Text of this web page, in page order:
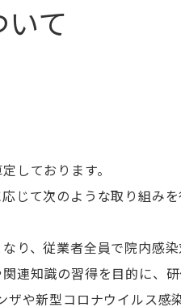
て
しております。
じて次のような取り組みを
り、従業者全員で院内感染
連知識の習得を目的に、研
や新型コロナウイルス感